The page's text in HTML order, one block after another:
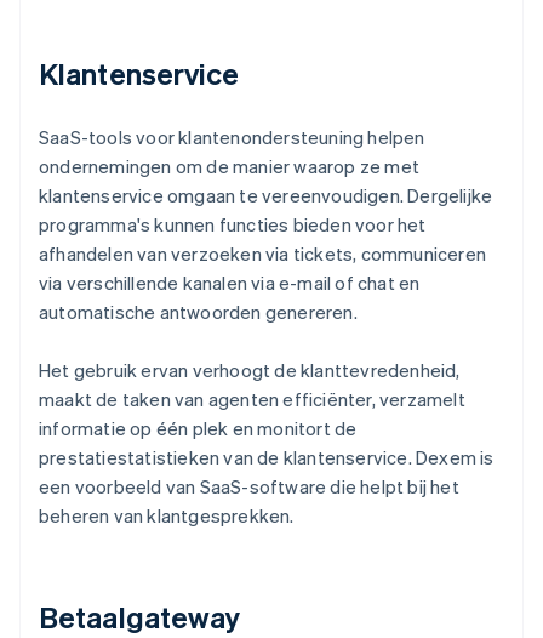
Klantenservice
SaaS-tools voor klantenondersteuning helpen
ondernemingen om de manier waarop ze met
klantenservice omgaan te vereenvoudigen. Dergelijke
programma's kunnen functies bieden voor het
afhandelen van verzoeken via tickets, communiceren
via verschillende kanalen via e-mail of chat en
automatische antwoorden genereren.
Het gebruik ervan verhoogt de klanttevredenheid,
maakt de taken van agenten efficiënter, verzamelt
informatie op één plek en monitort de
prestatiestatistieken van de klantenservice. Dexem is
een voorbeeld van SaaS-software die helpt bij het
beheren van klantgesprekken.
Betaalgateway